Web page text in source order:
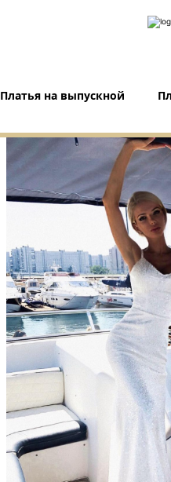
Платья на выпускной